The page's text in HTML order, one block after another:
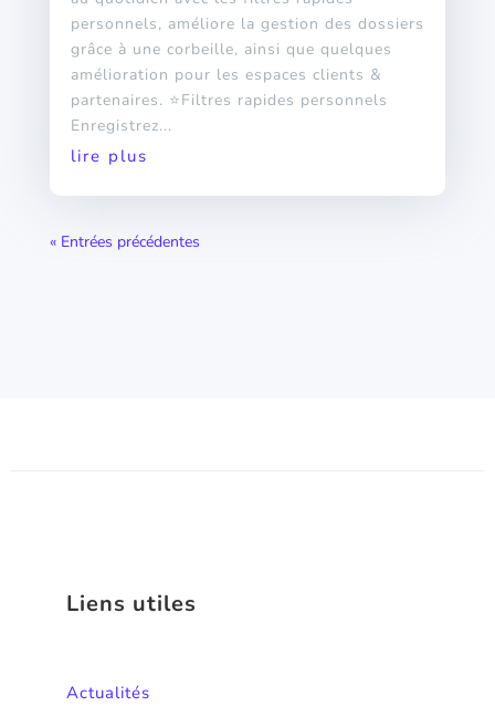
personnels, améliore la gestion des dossiers
grâce à une corbeille, ainsi que quelques
amélioration pour les espaces clients &
partenaires. ⭐Filtres rapides personnels
Enregistrez...
lire plus
« Entrées précédentes
Liens utiles
Actualités